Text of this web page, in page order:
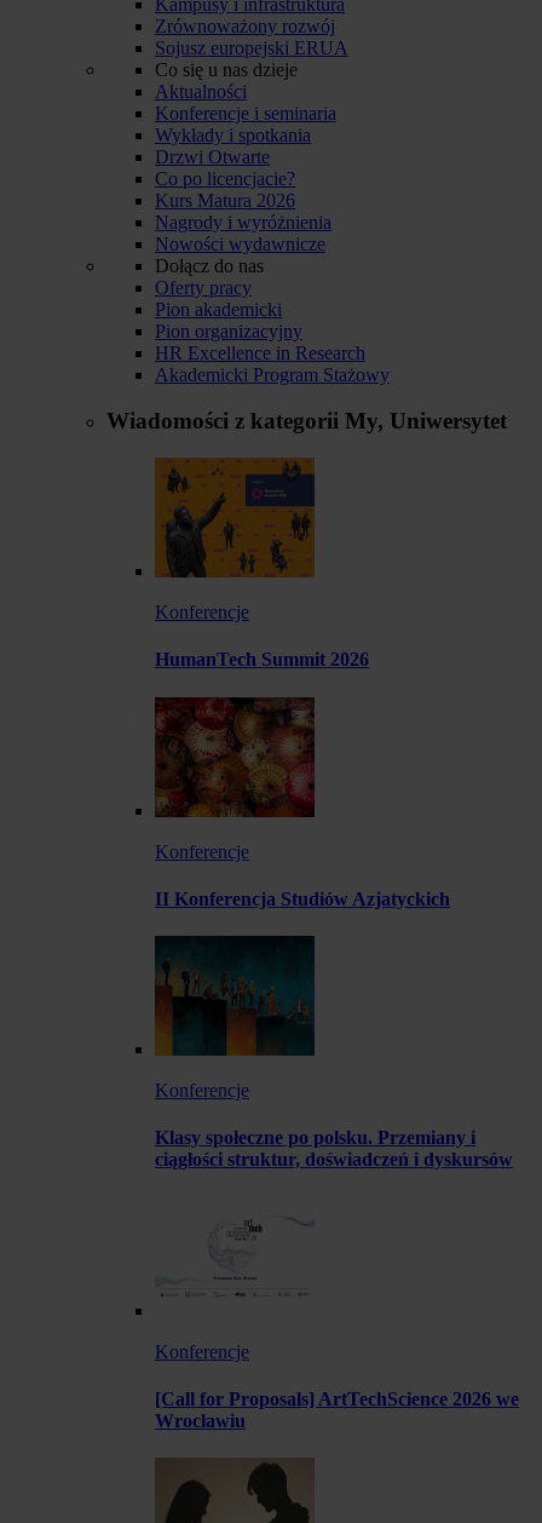
Zrównoważony rozwój
Sojusz europejski ERUA
Co się u nas dzieje
Aktualności
Konferencje i seminaria
Wykłady i spotkania
Drzwi Otwarte
Co po licencjacie?
Kurs Matura 2026
Nagrody i wyróżnienia
Nowości wydawnicze
Dołącz do nas
Oferty pracy
Pion akademicki
Pion organizacyjny
HR Excellence in Research
Akademicki Program Stażowy
Wiadomości z kategorii My, Uniwersytet
Konferencje
HumanTech Summit 2026
Konferencje
II Konferencja Studiów Azjatyckich
Konferencje
Klasy społeczne po polsku. Przemiany i
ciągłości struktur, doświadczeń i dyskursów
Konferencje
[Call for Proposals] ArtTechScience 2026 we
Wrocławiu